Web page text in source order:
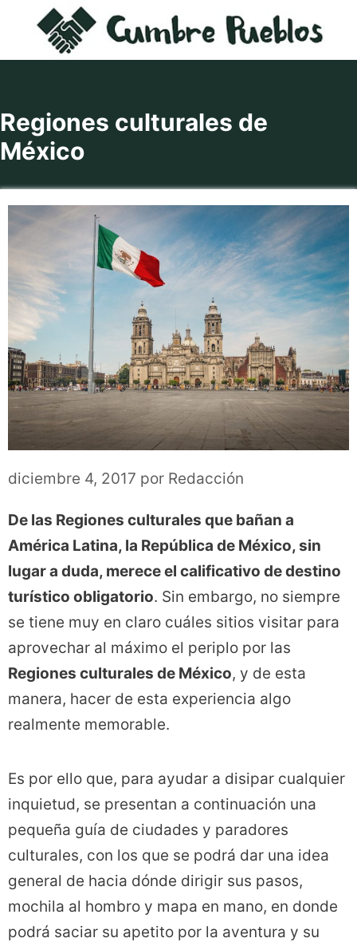
contenido
Regiones culturales de
México
diciembre 4, 2017 por Redacción
De las Regiones culturales que bañan a
América Latina, la República de México, sin
lugar a duda, merece el calificativo de destino
turístico obligatorio. Sin embargo, no siempre
se tiene muy en claro cuáles sitios visitar para
aprovechar al máximo el periplo por las
Regiones culturales de México, y de esta
manera, hacer de esta experiencia algo
realmente memorable.
Es por ello que, para ayudar a disipar cualquier
inquietud, se presentan a continuación una
pequeña guía de ciudades y paradores
culturales, con los que se podrá dar una idea
general de hacia dónde dirigir sus pasos,
mochila al hombro y mapa en mano, en donde
podrá saciar su apetito por la aventura y su